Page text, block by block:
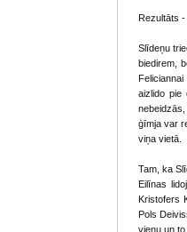
Rezultāts
Slīdeņu
biedirem,
aizlido pie
ģīmja var
viņa vietā.
Tam, ka
Eilīnas
Kristofers
Pols
vienu un